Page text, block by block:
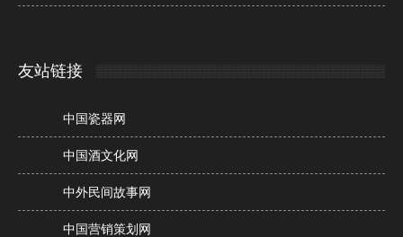
友站链接
中国瓷器网
中国酒文化网
中外民间故事网
中国营销策划网